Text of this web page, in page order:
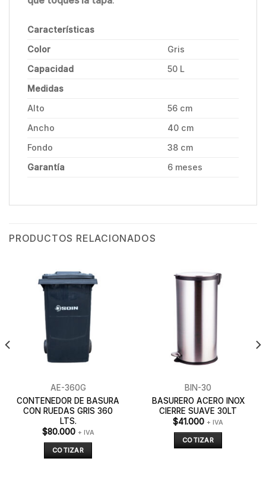
Características
Color
Gris
Capacidad
50 L
Medidas
Alto
56 cm
Ancho
40 cm
Fondo
38 cm
Garantía
6 meses
PRODUCTOS RELACIONADOS
AE-360G
CONTENEDOR DE BASURA
CON RUEDAS GRIS 360
LTS.
$80.000 + IVA
COTIZAR
BIN-30
BASURERO ACERO INOX
CIERRE SUAVE 30LT
$41.000 + IVA
COTIZAR